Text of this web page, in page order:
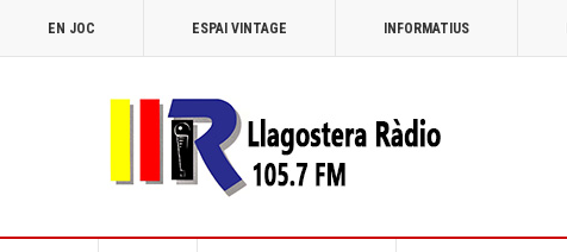
EN JOC ESPAI VINTAGE INFORMATIUS